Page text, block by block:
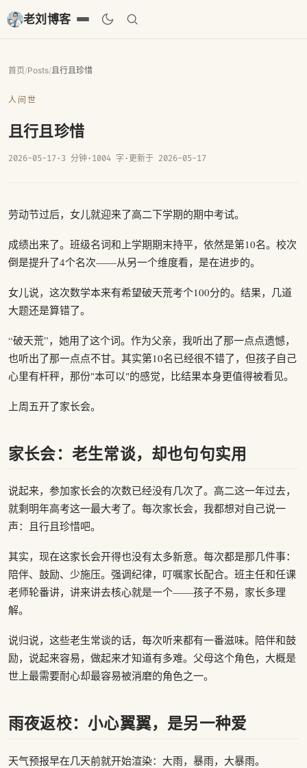
老刘博客
首页/Posts/且行且珍惜
人间世
且行且珍惜
2026-05-17· 3 分钟· 1004 字 · 更新于 2026-05-17
劳动节过后，女儿就迎来了高二下学期的期中考试。
成绩出来了。班级名词和上学期期末持平，依然是第10名。校次
倒是提升了4个名次——从另一个维度看，是在进步的。
女儿说，这次数学本来有希望破天荒考个100分的。结果，几道
大题还是算错了。
“破天荒”，她用了这个词。作为父亲，我听出了那一点点遗憾，
也听出了那一点点不甘。其实第10名已经很不错了，但孩子自己
心里有杆秤，那份"本可以"的感觉，比结果本身更值得被看见。
上周五开了家长会。
家长会：老生常谈，却也句句实用
说起来，参加家长会的次数已经没有几次了。高二这一年过去，
就剩明年高考这一最大考了。每次家长会，我都想对自己说一
声：且行且珍惜吧。
其实，现在这家长会开得也没有太多新意。每次都是那几件事：
陪伴、鼓励、少施压。强调纪律，叮嘱家长配合。班主任和任课
老师轮番讲，讲来讲去核心就是一个——孩子不易，家长多理
解。
说归说，这些老生常谈的话，每次听来都有一番滋味。陪伴和鼓
励，说起来容易，做起来才知道有多难。父母这个角色，大概是
世上最需要耐心却最容易被消磨的角色之一。
雨夜返校：小心翼翼，是另一种爱
天气预报早在几天前就开始渲染：大雨，暴雨，大暴雨。